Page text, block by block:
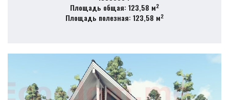
Площадь общая: 123,58 м2
Площадь полезная: 123,58 м2